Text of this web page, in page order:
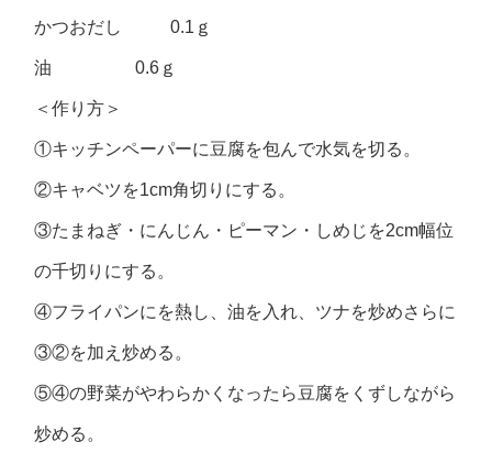
かつおだし 0.1ｇ
油 0.6ｇ
＜作り方＞
①キッチンペーパーに豆腐を包んで水気を切る。
②キャベツを1cm角切りにする。
③たまねぎ・にんじん・ピーマン・しめじを2cm幅位
の千切りにする。
④フライパンにを熱し、油を入れ、ツナを炒めさらに
③②を加え炒める。
⑤④の野菜がやわらかくなったら豆腐をくずしながら
炒める。